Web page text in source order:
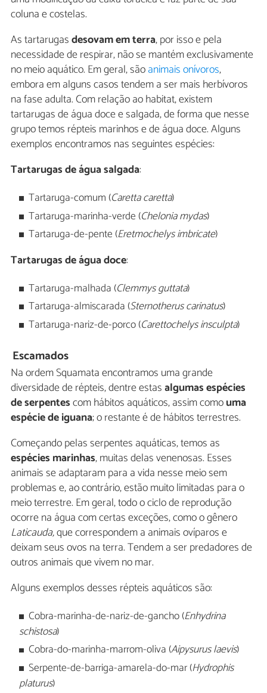
coluna e costelas.
As tartarugasdesovam em terra, por isso e pela
necessidade de respirar, não se mantém exclusivamente
no meio aquático. Em geral, sãoanimais onívoros,
embora em alguns casos tendem a ser mais herbívoros
na fase adulta. Com relação ao habitat, existem
tartarugas de água doce e salgada, de forma que nesse
grupo temos répteis marinhos e de água doce. Alguns
exemplos encontramos nas seguintes espécies:
Tartarugas de água salgada:
Tartaruga-comum (Caretta caretta)
Tartaruga-marinha-verde (Chelonia mydas)
Tartaruga-de-pente (Eretmochelys imbricate)
Tartarugas de água doce:
Tartaruga-malhada (Clemmys guttata)
Tartaruga-almiscarada (Sternotherus carinatus)
Tartaruga-nariz-de-porco (Carettochelys insculpta)
Escamados
Na ordem Squamata encontramos uma grande
diversidade de répteis, dentre estasalgumas espécies
de serpentescom hábitos aquáticos, assim comouma
espécie de iguana; o restante é de hábitos terrestres.
Começando pelas serpentes aquáticas, temos as
espécies marinhas, muitas delas venenosas. Esses
animais se adaptaram para a vida nesse meio sem
problemas e, ao contrário, estão muito limitadas para o
meio terrestre. Em geral, todo o ciclo de reprodução
ocorre na água com certas exceções, como o gênero
Laticauda,que correspondem a animais ovíparos e
deixam seus ovos na terra. Tendem a ser predadores de
outros animais que vivem no mar.
Alguns exemplos desses répteis aquáticos são:
Cobra-marinha-de-nariz-de-gancho (Enhydrina
schistosa)
Cobra-do-marinha-marrom-oliva (Aipysurus laevis)
Serpente-de-barriga-amarela-do-mar (Hydrophis
platurus)